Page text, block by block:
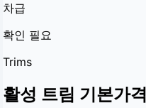
차급
확인 필요
Trims
활성 트림 기본가격